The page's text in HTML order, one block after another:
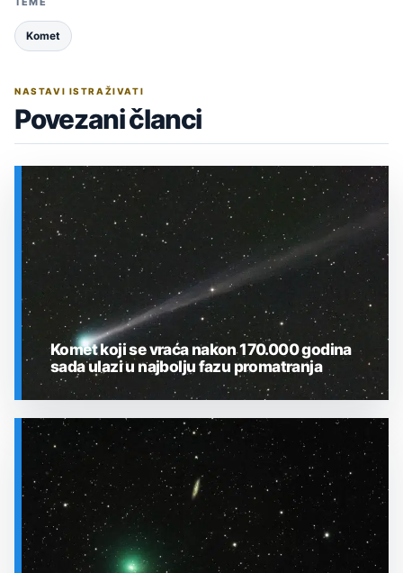
Komet
NASTAVI ISTRAŽIVATI
Povezani članci
SVEMIR
Komet koji se vraća nakon 170.000 godina
sada ulazi u najbolju fazu promatranja